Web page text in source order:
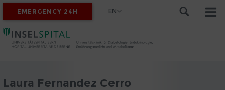
EMERGENCY 24H EN
Laura Fernandez Cerro